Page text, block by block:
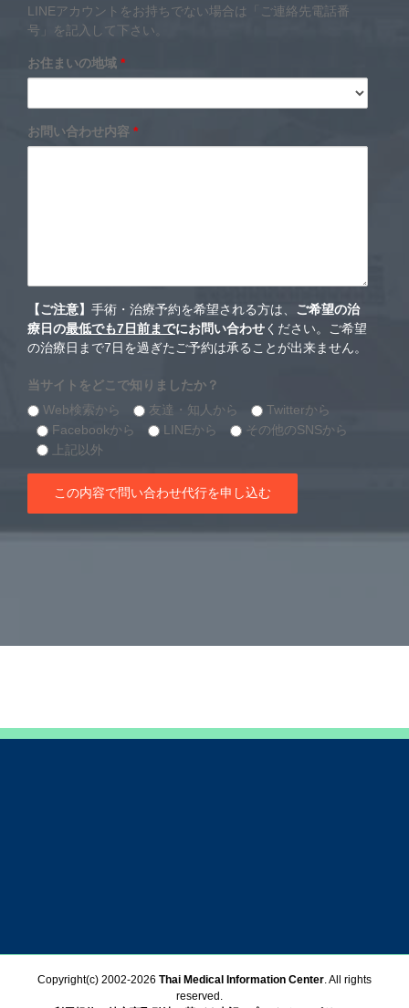
LINEアカウントをお持ちでない場合は「ご連絡先電話番
号」を記入して下さい。
お住まいの地域 *
お問い合わせ内容 *
【ご注意】 手術・治療予約を希望される方は、 ご希望の治
療日の最低でも7日前までにお問い合わせください。ご希望
の治療日まで7日を過ぎたご予約は承ることが出来ません。
当サイトをどこで知りましたか？
Web検索から
友達・知人から
Twitterから
Facebookから
LINEから
その他のSNSから
上記以外
Copyright(c) 2002-2026 Thai Medical Information Center . All rights
reserved.